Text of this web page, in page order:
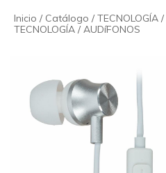
Inicio / Catálogo /TECNOLOGÍA /
TECNOLOGÍA /AUDíFONOS